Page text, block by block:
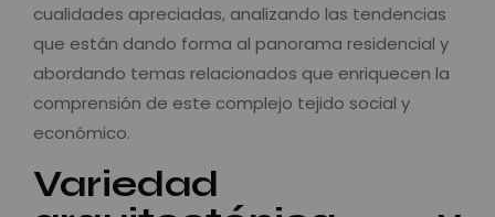
cualidades apreciadas, analizando las tendencias
que están dando forma al panorama residencial y
abordando temas relacionados que enriquecen la
comprensión de este complejo tejido social y
económico.
Variedad